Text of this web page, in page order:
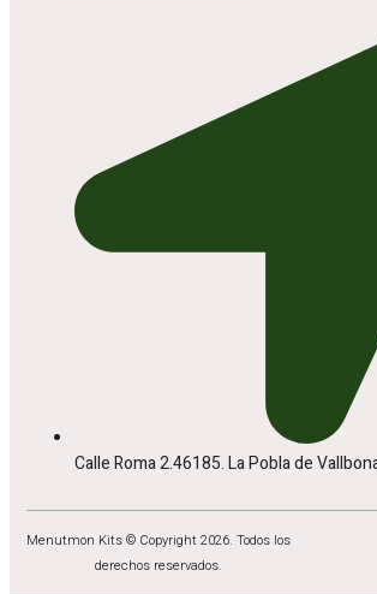
Calle Roma 2.46185. La Pobla de
Menutmon Kits © Copyright 2026. Todos los
derechos reservados.